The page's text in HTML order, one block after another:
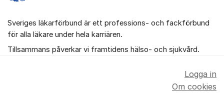
Sveriges läkarförbund är ett professions- och fackförbund
för alla läkare under hela karriären.
Tillsammans påverkar vi framtidens hälso- och sjukvård.
Logga in
Om cookies